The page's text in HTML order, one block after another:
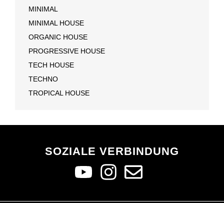
MINIMAL
MINIMAL HOUSE
ORGANIC HOUSE
PROGRESSIVE HOUSE
TECH HOUSE
TECHNO
TROPICAL HOUSE
SOZIALE VERBINDUNG